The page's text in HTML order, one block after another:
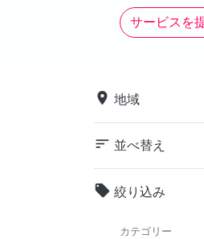
サービスを
place 地域
sort 並べ替え
local_offer 絞り込み
カテゴリー